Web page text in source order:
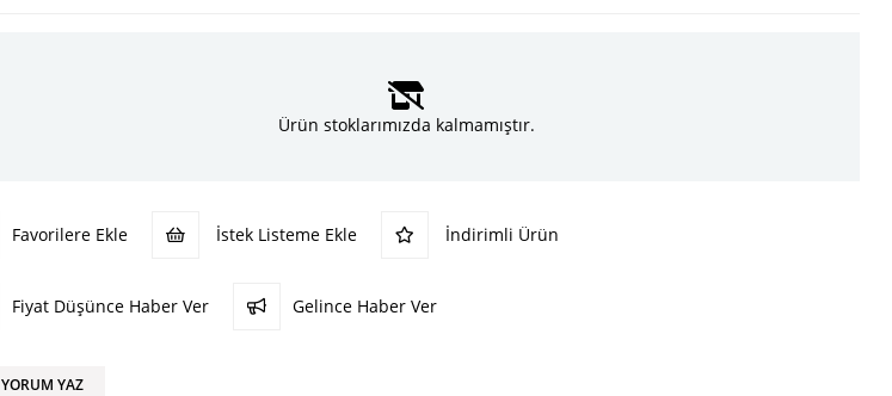
Ürün stoklarımızda kalmamıştır.
Favorilere Ekle İstek Listeme Ekle İndirimli Ürün
Fiyat Düşünce Haber Ver Gelince Haber Ver
YORUM YAZ